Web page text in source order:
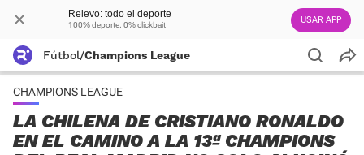
Relevo: todo el deporte
100% deporte. 0% clickbait USAR APP
Fútbol/Champions League
CHAMPIONS LEAGUE
LA CHILENA DE CRISTIANO RONALDO
EN EL CAMINO A LA 13ª CHAMPIONS